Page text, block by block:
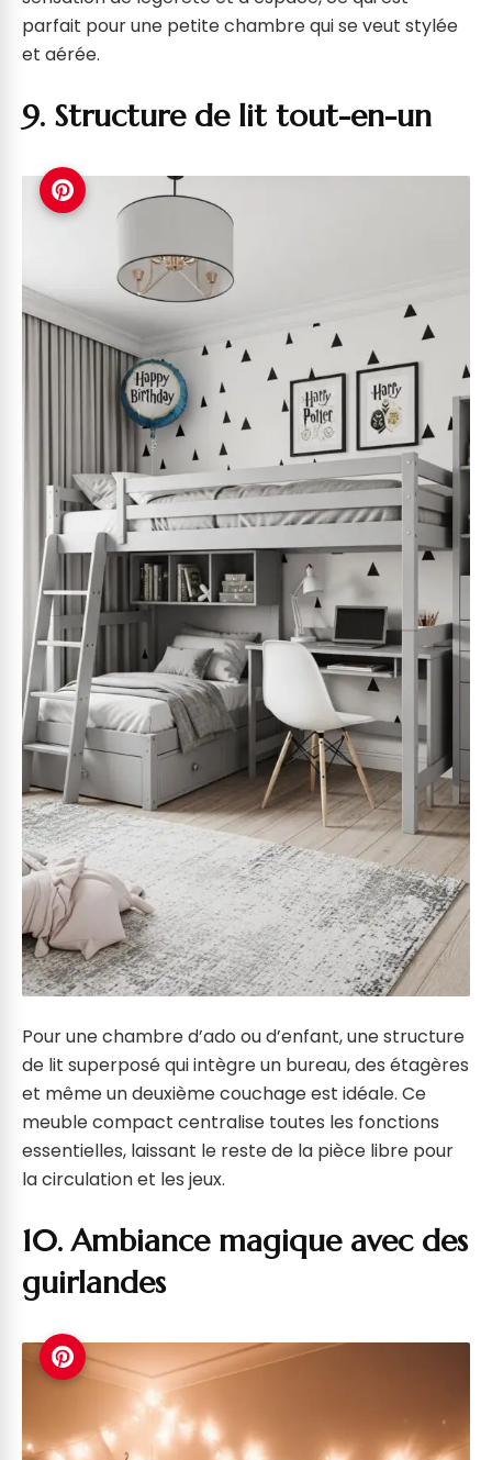
parfait pour une petite chambre qui se veut stylée
et aérée.
9. Structure de lit tout-en-un
Pour une chambre d’ado ou d’enfant, une structure
de lit superposé qui intègre un bureau, des étagères
et même un deuxième couchage est idéale. Ce
meuble compact centralise toutes les fonctions
essentielles, laissant le reste de la pièce libre pour
la circulation et les jeux.
10. Ambiance magique avec des
guirlandes